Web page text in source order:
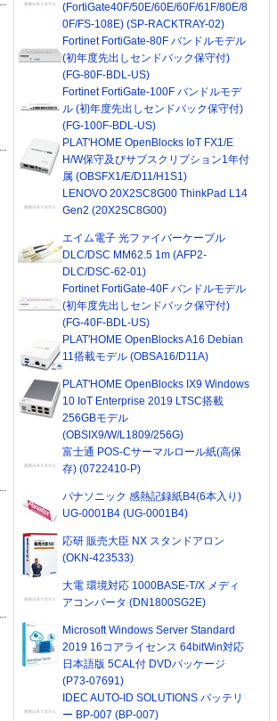
(FortiGate40F/50E/60E/60F/61F/80E/8
0F/FS-108E) (SP-RACKTRAY-02)
Fortinet FortiGate-80F バンドルモデル
(初年度先出しセンドバック保守付)
(FG-80F-BDL-US)
Fortinet FortiGate-100F バンドルモデ
ル (初年度先出しセンドバック保守付)
(FG-100F-BDL-US)
PLAT'HOME OpenBlocks IoT FX1/E
H/W保守及びサブスクリプション1年付
属 (OBSFX1/E/D11/H1S1)
LENOVO 20X2SC8G00 ThinkPad L14
Gen2 (20X2SC8G00)
エイム電子 光ファイバーケーブル
DLC/DSC MM62.5 1m (AFP2-
DLC/DSC-62-01)
Fortinet FortiGate-40F バンドルモデル
(初年度先出しセンドバック保守付)
(FG-40F-BDL-US)
PLAT'HOME OpenBlocks A16 Debian
11搭載モデル (OBSA16/D11A)
PLAT'HOME OpenBlocks IX9 Windows
10 IoT Enterprise 2019 LTSC搭載
256GBモデル
(OBSIX9/W/L1809/256G)
富士通 POS-Cサーマルロール紙(高保
存) (0722410-P)
パナソニック 感熱記録紙B4(6本入り)
UG-0001B4 (UG-0001B4)
応研 販売大臣 NX スタンドアロン
(OKN-423533)
大電 環境対応 1000BASE-T/X メディ
アコンバータ (DN1800SG2E)
Microsoft Windows Server Standard
2019 16コアライセンス 64bitWin対応
日本語版 5CAL付 DVDパッケージ
(P73-07691)
IDEC AUTO-ID SOLUTIONS バッテリ
ー BP-007 (BP-007)